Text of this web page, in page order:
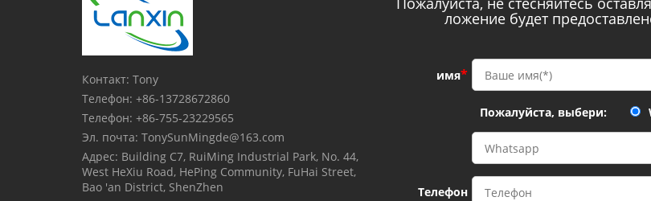
Контакт: Tony
Телефон: +86-13728672860
Телефон: +86-755-23229565
Эл. почта: TonySunMingde@163.com
Адрес: Building C7, RuiMing Industrial Park, No. 44,
West HeXiu Road, HePing Community, FuHai Street,
Bao 'an District, ShenZhen
ложение будет
имя*
Пожалуйста, выбери:
Телефон